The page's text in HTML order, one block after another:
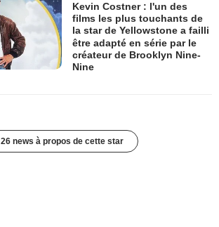
Kevin Costner : l'un des
films les plus touchants de
la star de Yellowstone a failli
être adapté en série par le
créateur de Brooklyn Nine-
Nine
26 news à propos de cette star